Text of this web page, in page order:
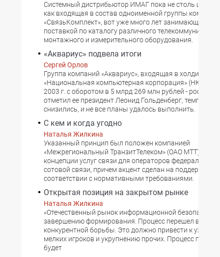
Системный дистрибьютор ИМАГ пока не столь широко
как входящая в состав одноименной группы
«СвязьКомплект», вот уже много лет занимающаяся
поставкой по каталогу различного
монтажного и измерительного оборудования.
«Аквариус» подвела итоги
Сергей Орлов
Группа компаний «Аквариус», входящая в холдинг
«Национальная компьютерная корпорация» (НКК),
2003 г. с оборотом в 5 млрд 269 млн рублей - рост
отметил ее президент Леонид Гольденберг, темпы
снизились, и не все планы удалось выполнить.
C кем и когда угодно
Наталья Жилкина
Указанный принцип был положен компанией
«Межрегиональный ТранзитТелеком» (ОАО MTT) в
концепции услуг связи для операторов федеральных
сотовой связи, причем акцент сделан на поддержку
соответствии с нормативными требованиями.
Открытая позиция на закрытом рынке
Наталья Жилкина
«Отечественный рынок информационной
завершению формирования. Процесс перешел в
конкурентной борьбы. Это должно привести к уходу с
мелких игроков и укрупнению прочих. Процесс
будет